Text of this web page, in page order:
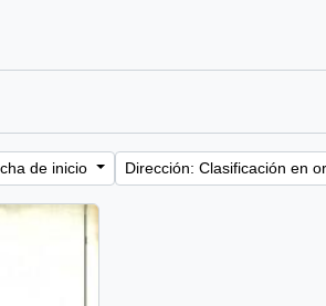
de inicio Dirección: Clasificación en